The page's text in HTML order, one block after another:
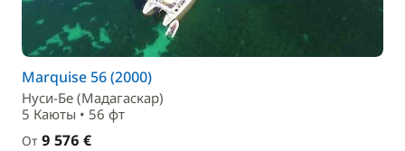
Marquise 56 (2000)
Нуси-Бе (Мадагаскар)
5 Каюты • 56 фт
От 9 576 €